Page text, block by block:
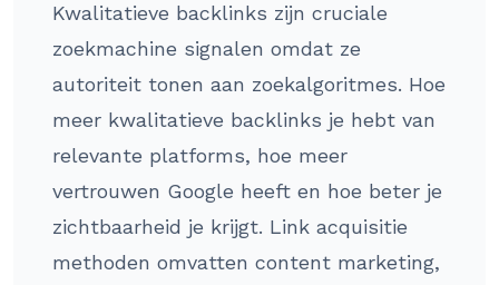
Kwalitatieve backlinks zijn cruciale
zoekmachine signalen omdat ze
autoriteit tonen aan zoekalgoritmes. Hoe
meer kwalitatieve backlinks je hebt van
relevante platforms, hoe meer
vertrouwen Google heeft en hoe beter je
zichtbaarheid je krijgt. Link acquisitie
methoden omvatten content marketing,